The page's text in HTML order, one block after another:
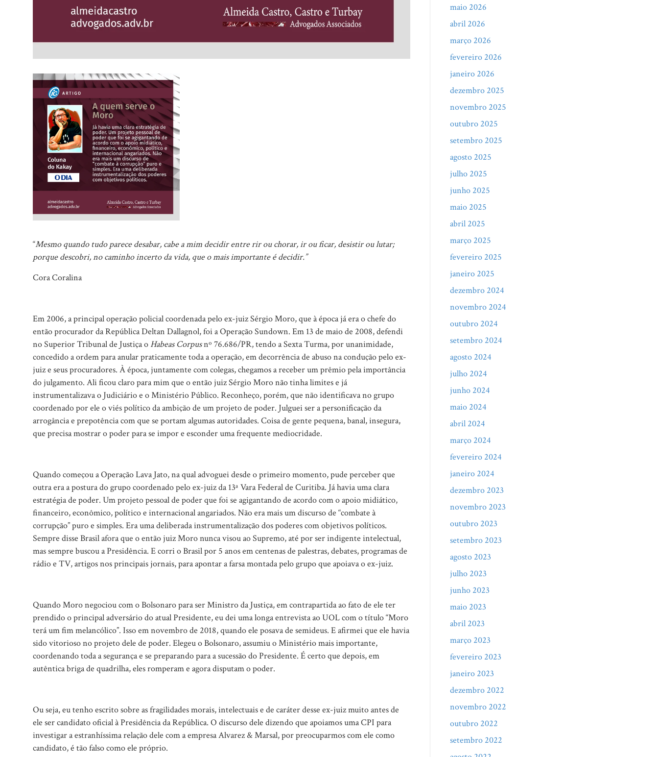
“Mesmo quando tudo parece desabar, cabe a mim decidir entre rir ou chorar, ir ou ficar, desistir ou lutar;
porque descobri, no caminho incerto da vida, que o mais importante é decidir.”
Cora Coralina
Em 2006, a principal operação policial coordenada pelo ex-juiz Sérgio Moro, que à época já era o chefe do
então procurador da República Deltan Dallagnol, foi a Operação Sundown. Em 13 de maio de 2008, defendi
no Superior Tribunal de Justiça o Habeas Corpusnº 76.686/PR, tendo a Sexta Turma, por unanimidade,
concedido a ordem para anular praticamente toda a operação, em decorrência de abuso na condução pelo ex-
juiz e seus procuradores. À época, juntamente com colegas, chegamos a receber um prêmio pela importância
do julgamento. Ali ficou claro para mim que o então juiz Sérgio Moro não tinha limites e já
instrumentalizava o Judiciário e o Ministério Público. Reconheço, porém, que não identificava no grupo
coordenado por ele o viés político da ambição de um projeto de poder. Julguei ser a personificação da
arrogância e prepotência com que se portam algumas autoridades. Coisa de gente pequena, banal, insegura,
que precisa mostrar o poder para se impor e esconder uma frequente mediocridade.
Quando começou a Operação Lava Jato, na qual advoguei desde o primeiro momento, pude perceber que
outra era a postura do grupo coordenado pelo ex-juiz da 13ª Vara Federal de Curitiba. Já havia uma clara
estratégia de poder. Um projeto pessoal de poder que foi se agigantando de acordo com o apoio midiático,
financeiro, econômico, político e internacional angariados. Não era mais um discurso de “combate à
corrupção” puro e simples. Era uma deliberada instrumentalização dos poderes com objetivos políticos.
Sempre disse Brasil afora que o então juiz Moro nunca visou ao Supremo, até por ser indigente intelectual,
mas sempre buscou a Presidência. E corri o Brasil por 5 anos em centenas de palestras, debates, programas de
rádio e TV, artigos nos principais jornais, para apontar a farsa montada pelo grupo que apoiava o ex-juiz.
Quando Moro negociou com o Bolsonaro para ser Ministro da Justiça, em contrapartida ao fato de ele ter
prendido o principal adversário do atual Presidente, eu dei uma longa entrevista ao UOL com o título “Moro
terá um fim melancólico”. Isso em novembro de 2018, quando ele posava de semideus. E afirmei que ele havia
sido vitorioso no projeto dele de poder. Elegeu o Bolsonaro, assumiu o Ministério mais importante,
coordenando toda a segurança e se preparando para a sucessão do Presidente. É certo que depois, em
autêntica briga de quadrilha, eles romperam e agora disputam o poder.
Ou seja, eu tenho escrito sobre as fragilidades morais, intelectuais e de caráter desse ex-juiz muito antes de
ele ser candidato oficial à Presidência da República. O discurso dele dizendo que apoiamos uma CPI para
investigar a estranhíssima relação dele com a empresa Alvarez & Marsal, por preocuparmos com ele como
candidato, é tão falso como ele próprio.
maio 2026
abril 2026
março 2026
fevereiro 2026
janeiro 2026
dezembro 2025
novembro 2025
outubro 2025
setembro 2025
agosto 2025
julho 2025
junho 2025
maio 2025
abril 2025
março 2025
fevereiro 2025
janeiro 2025
dezembro 2024
novembro 2024
outubro 2024
setembro 2024
agosto 2024
julho 2024
junho 2024
maio 2024
abril 2024
março 2024
fevereiro 2024
janeiro 2024
dezembro 2023
novembro 2023
outubro 2023
setembro 2023
agosto 2023
julho 2023
junho 2023
maio 2023
abril 2023
março 2023
fevereiro 2023
janeiro 2023
dezembro 2022
novembro 2022
outubro 2022
setembro 2022